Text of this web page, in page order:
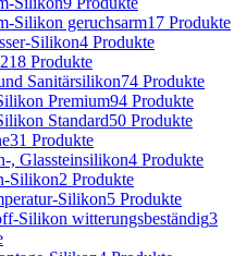
Silikon geruchsarm17 Produkte
Silikon4 Produkte
218 Produkte
Sanitärsilikon74 Produkte
Premium94 Produkte
Standard50 Produkte
31 Produkte
, Glassteinsilikon4 Produkte
Silikon2 Produkte
Silikon5 Produkte
Silikon witterungsbeständig3